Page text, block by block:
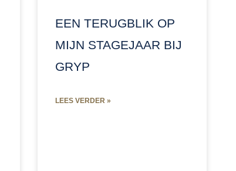
EEN TERUGBLIK OP
MIJN STAGEJAAR BIJ
GRYP
LEES VERDER »